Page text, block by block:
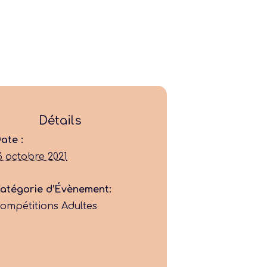
Jouer
Former
Détails
:
octobre 2021
d’Évènement:
Adultes